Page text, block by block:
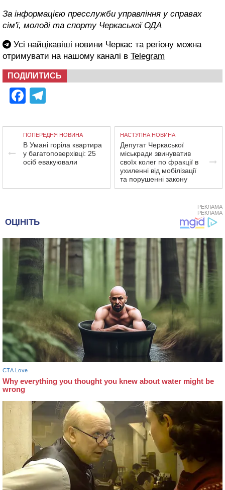
За інформацією пресслужби управління у справах
сім'ї, молоді та спорту Черкаської ОДА
Усі найцікавіші новини Черкас та регіону можна
отримувати на нашому каналі в Telegram
ПОДІЛИТИСЬ
Facebook
ПОПЕРЕДНЯ НОВИНА
В Умані горіла квартира
у багатоповерхівці: 25
осіб евакуювали
НАСТУПНА НОВИНА
Депутат Черкаської
міськради звинуватив
своїх колег по фракції в
ухиленні від мобілізації
та порушенні закону
РЕКЛАМА
РЕКЛАМА